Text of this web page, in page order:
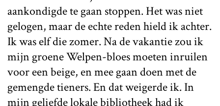
aankondigde te gaan stoppen. Het was niet
gelogen, maar de echte reden hield ik achter.
Ik was elf die zomer. Na de vakantie zou ik
mijn groene Welpen-bloes moeten inruilen
voor een beige, en mee gaan doen met de
gemengde tieners. En dat weigerde ik. In
mijn geliefde lokale bibliotheek had ik